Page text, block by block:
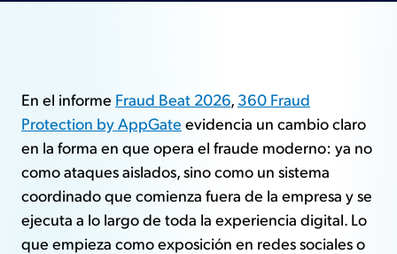
En el informe Fraud Beat 2026 360 Fraud
Protection by AppGate evidencia un cambio claro
en la forma en que opera el fraude moderno: ya no
como ataques aislados, sino como un sistema
coordinado que comienza fuera de la empresa y se
ejecuta a lo largo de toda la experiencia digital. Lo
que empieza como exposición en redes sociales o